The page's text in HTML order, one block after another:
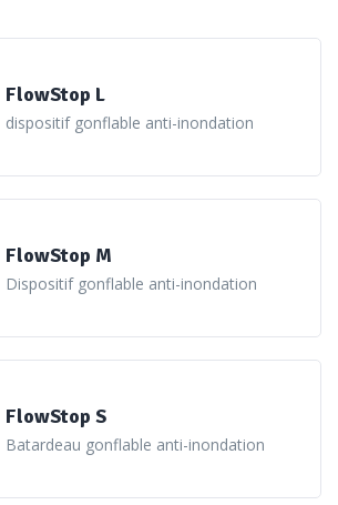
FlowStop L
dispositif gonflable anti-inondation
FlowStop M
Dispositif gonflable anti-inondation
FlowStop S
Batardeau gonflable anti-inondation